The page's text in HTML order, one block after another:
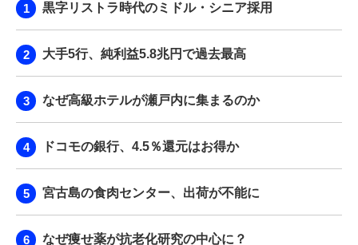
BPaaS JOURNAL
黒字リストラ時代のミドル・シニア採用
大手5行、純利益5.8兆円で過去最高
なぜ高級ホテルが瀬戸内に集まるのか
ドコモの銀行、4.5％還元はお得か
宮古島の食肉センター、出荷が不能に
なぜ痩せ薬が抗老化研究の中心に？